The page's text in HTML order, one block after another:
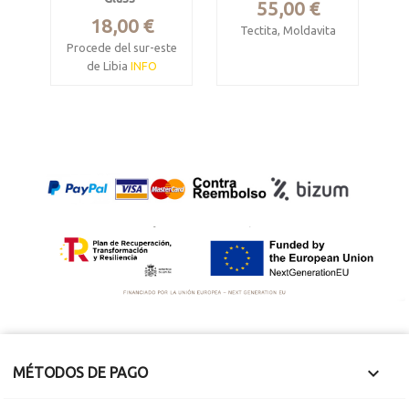
Precio
18,00 €
Procede del sur-este
de Libia INFO
Precio
55,00 €
Tectita, Moldavita
MÉTODOS DE PAGO 